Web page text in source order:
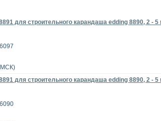
для строительного карандаша edding 8890, 2 -
для строительного карандаша edding 8890, 2 -